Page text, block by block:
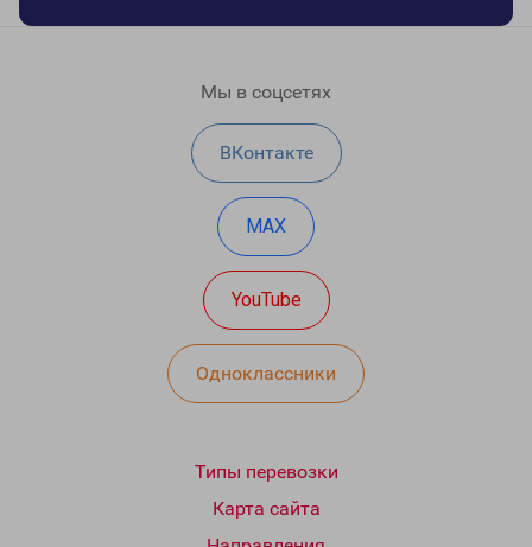
Мы в соцсетях
ВКонтакте
MAX
YouTube
Одноклассники
Типы перевозки
Карта сайта